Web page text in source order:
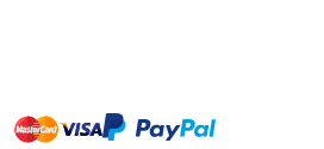
mastervisa paypal